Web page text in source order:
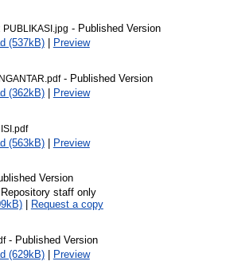
PUBLIKASI.jpg - Published Version
(537kB)|
Preview
- Published Version
(362kB)|
Preview
(563kB)| Preview
Version
staff only
|
Request a copy
- Published Version
(629kB)|
Preview